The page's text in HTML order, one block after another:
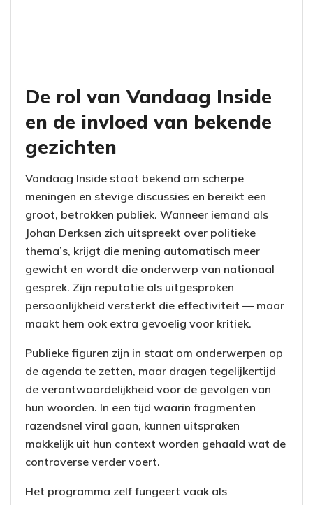
De rol van Vandaag Inside
en de invloed van bekende
gezichten
Vandaag Inside staat bekend om scherpe
meningen en stevige discussies en bereikt een
groot, betrokken publiek. Wanneer iemand als
Johan Derksen zich uitspreekt over politieke
thema’s, krijgt die mening automatisch meer
gewicht en wordt die onderwerp van nationaal
gesprek. Zijn reputatie als uitgesproken
persoonlijkheid versterkt die effectiviteit — maar
maakt hem ook extra gevoelig voor kritiek.
Publieke figuren zijn in staat om onderwerpen op
de agenda te zetten, maar dragen tegelijkertijd
de verantwoordelijkheid voor de gevolgen van
hun woorden. In een tijd waarin fragmenten
razendsnel viral gaan, kunnen uitspraken
makkelijk uit hun context worden gehaald wat de
controverse verder voert.
Het programma zelf fungeert vaak als